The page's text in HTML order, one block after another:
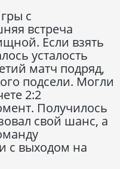
с
встреча
Если взять
усталость
матч подряд,
подсели. Могли
2:2
Получилось
свой шанс, а
с выходом на